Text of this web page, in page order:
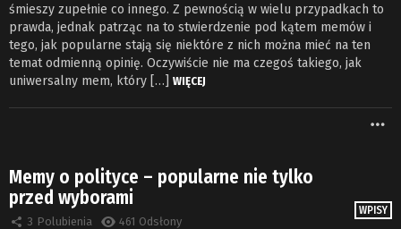
śmieszy zupełnie co innego. Z pewnością w wielu przypadkach to
prawda, jednak patrząc na to stwierdzenie pod kątem memów i
tego, jak popularne stają się niektóre z nich można mieć na ten
temat odmienną opinię. Oczywiście nie ma czegoś takiego, jak
uniwersalny mem, który […] WIĘCEJ
WPISY
Memy o polityce – popularne nie tylko
przed wyborami
3 Polubienia 461 Odsłony